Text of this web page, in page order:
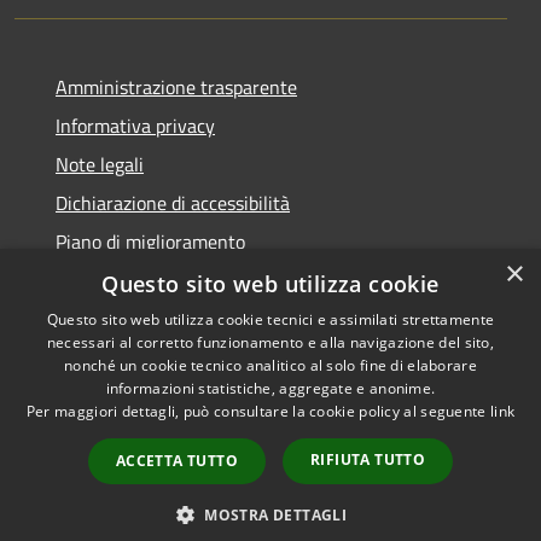
Amministrazione trasparente
Informativa privacy
Note legali
Dichiarazione di accessibilità
Piano di miglioramento
Accessibilità
Privacy
Mappa del sito
Copyright © 2026 • Comune di
Castiglion Fiorentino •
Powered byMunicipium •
Accesso redazione
×
Questo sito web utilizza cookie
Questo sito web utilizza cookie tecnici e assimilati strettamente
necessari al corretto funzionamento e alla navigazione del sito,
nonché un cookie tecnico analitico al solo fine di elaborare
informazioni statistiche, aggregate e anonime.
Per maggiori dettagli, può consultare la cookie policy al seguente link
ACCETTA TUTTO RIFIUTA TUTTO
MOSTRA DETTAGLI